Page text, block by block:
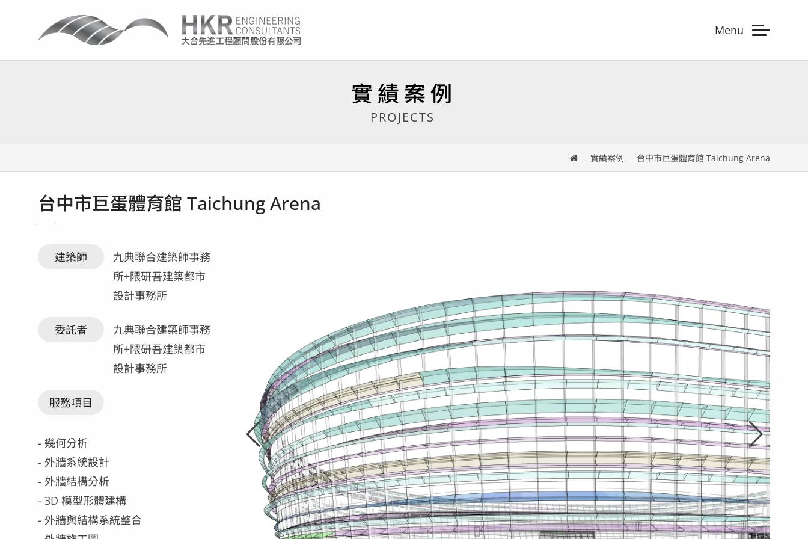
Menu
實績案例
PROJECTS
實績案例 台中市巨蛋體育館 Taichung Arena
台中市巨蛋體育館 Taichung Arena
建築師
九典聯合建築師事務
所+隈研吾建築都市
設計事務所
委託者
九典聯合建築師事務
所+隈研吾建築都市
設計事務所
服務項目
- 幾何分析
- 外牆系統設計
- 外牆結構分析
- 3D 模型形體建構
- 外牆與結構系統整合